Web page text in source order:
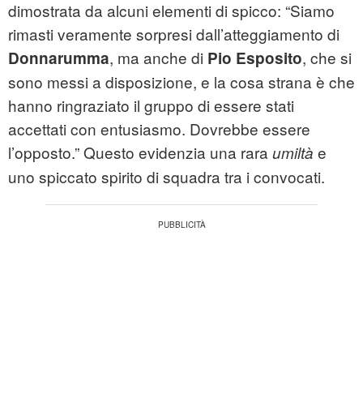
dimostrata da alcuni elementi di spicco: “Siamo
rimasti veramente sorpresi dall’atteggiamento di
Donnarumma, ma anche di Pio Esposito, che si
sono messi a disposizione, e la cosa strana è che
hanno ringraziato il gruppo di essere stati
accettati con entusiasmo. Dovrebbe essere
l’opposto.” Questo evidenzia una rara umiltà e
uno spiccato spirito di squadra tra i convocati.